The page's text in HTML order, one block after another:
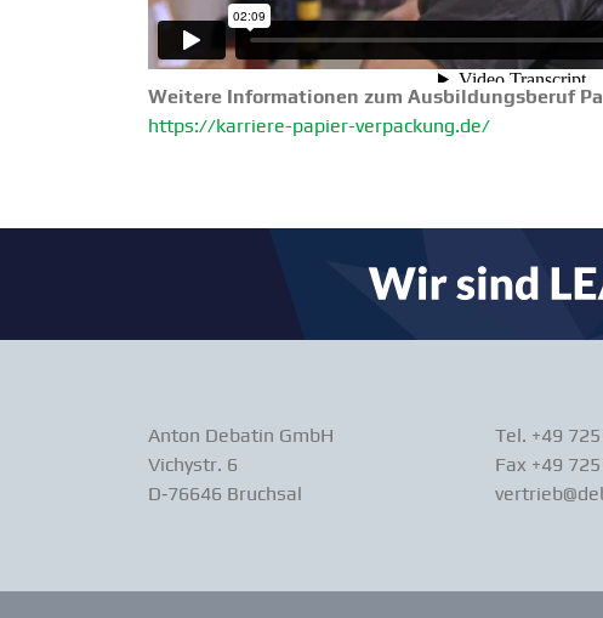
Weitere Infor­ma­tionen zum Ausbil­dungs­beruf
https://karriere-papier-verpackung.de/
Anton Debatin GmbH
Vichystr. 6
D‑76646 Bruchsal
Tel. +49
Fax +49